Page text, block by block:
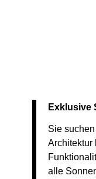
Exklusive
Sie
Architektur
alle